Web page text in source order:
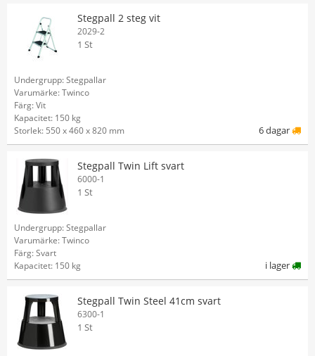
Stegpall 2 steg vit
2029-2
1 St
Undergrupp: Stegpallar
Varumärke: Twinco
Färg: Vit
Kapacitet: 150 kg
Storlek: 550 x 460 x 820 mm
6 dagar
Stegpall Twin Lift svart
6000-1
1 St
Undergrupp: Stegpallar
Varumärke: Twinco
Färg: Svart
Kapacitet: 150 kg
i lager
Stegpall Twin Steel 41cm svart
6300-1
1 St